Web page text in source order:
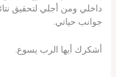
داخلي ومن أجلي لتحقيق
جوانب حياتي.
أشكرك أيها الرب يسوع.